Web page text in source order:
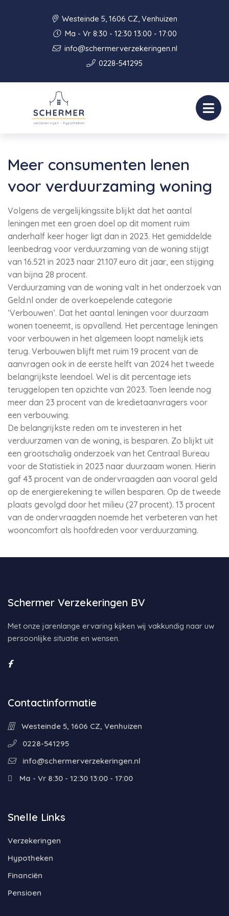
Westeinde 5, 1606 CZ, Venhuizen
Ma - Vr 8:30 - 12:30 13:00 - 17:00
info@schermerverzekeringen.nl
0228-541295
Meer consumenten lenen
voor verduurzaming woning
Volgens de vergelijkingssite blijkt dat het aantal
leningen met een groen doel op dit moment ruim
anderhalf keer hoger ligt dan in 2023. Het gemiddelde
leenbedrag voor verduurzaming van de woning stijgt
van 16.521 in 2023 naar 21.107 euro dit jaar, een stijging
van bijna 28 procent.
Verduurzaming van de woning valt in het onderzoek van
Geld.nl onder de overkoepelende categorie
‘Verbouwen’. Dat het aantal leningen voor duurzaam
wonen toeneemt, is opvallend. Het percentage leningen
voor verbouwen in het algemeen loopt namelijk iets
terug. Verbouwen blijft met ruim 19 procent van de
aanvragen ook in de eerste helft van 2024 het tweede
belangrijkste leendoel. Wel is dit percentage iets
teruggelopen ten opzichte van 2023. Toen leende nog
meer dan 23 procent van de kredietaanvragers voor
een verbouwing.
De belangrijkste reden om te investeren in het
verduurzamen van de woning, is besparen. Zo blijkt uit
een grootschalig onderzoek van het Centraal Bureau
voor de Statistiek in 2023 naar duurzaam wonen. Hierin
gaf 43 procent van de ondervraagden aan vooral geld
op de energierekening te willen besparen. Op de tweede
plaats gevolgd door het milieu (27 procent). 13 procent
van de ondervraagden noemde het verbeteren van het
wooncomfort als hoofdreden voor verduurzaming.
Schermer Verzekeringen BV
Met onze jarenlange ervaring kijken wij vakkundig naar uw
persoonlijke situatie en wensen.
Contactinformatie
Westeinde 5, 1606 CZ, Venhuizen
0228-541295
info@schermerverzekeringen.nl
Ma - Vr 8:30 - 12:30 13:00 - 17:00
Snelle Links
Verzekeringen
Hypotheken
Financiën
Pensioen